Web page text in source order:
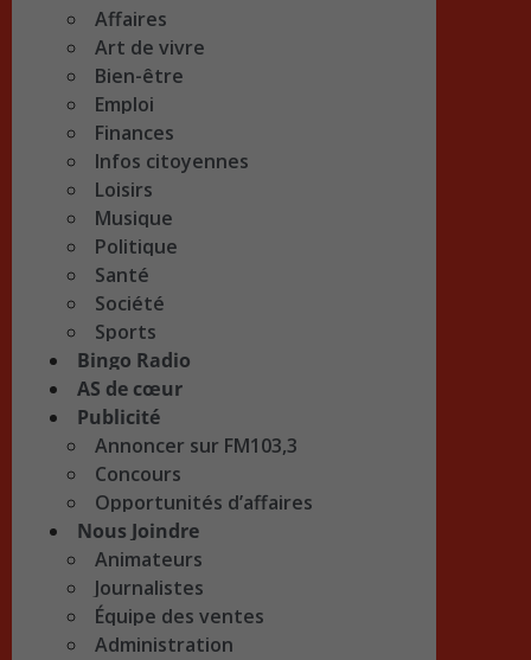
Affaires
Art de vivre
Bien-être
Emploi
Finances
Infos citoyennes
Loisirs
Musique
Politique
Santé
Société
Sports
Bingo Radio
AS de cœur
Publicité
Annoncer sur FM103,3
Concours
Opportunités d’affaires
Nous Joindre
Animateurs
Journalistes
Équipe des ventes
Administration